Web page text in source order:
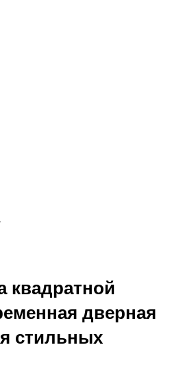
квадратной
дверная
стильных